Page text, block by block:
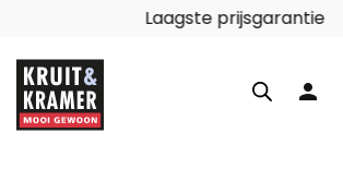
Laagste prijsgarantie
person